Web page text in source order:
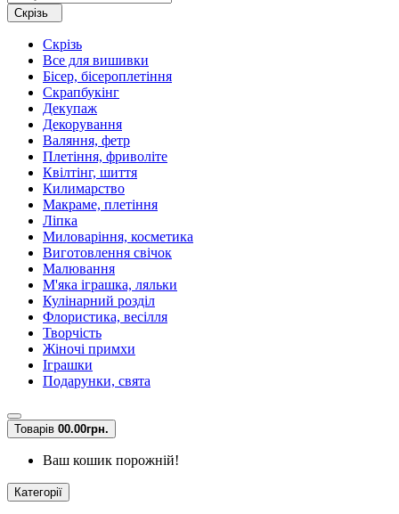
Скрізь
Скрізь
Все для вишивки
Бісер, бісероплетіння
Скрапбукінг
Декупаж
Декорування
Валяння, фетр
Плетіння, фриволіте
Квілтінг, шиття
Килимарство
Макраме, плетіння
Ліпка
Миловаріння, косметика
Виготовлення свічок
Малювання
М'яка іграшка, ляльки
Кулінарний розділ
Флористика, весілля
Творчість
Жіночі примхи
Іграшки
Подарунки, свята
Товарів 00.00грн.
Ваш кошик порожній!
Категорії